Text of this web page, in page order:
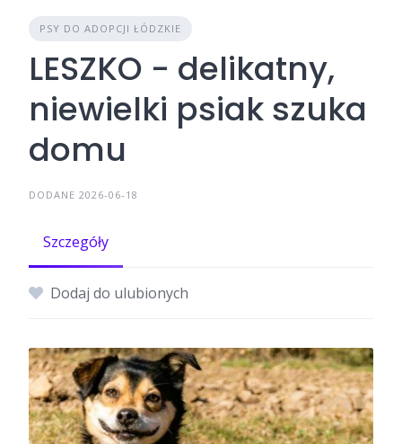
PSY DO ADOPCJI ŁÓDZKIE
LESZKO - delikatny,
niewielki psiak szuka
domu
DODANE 2026-06-18
Szczegóły
Dodaj do ulubionych